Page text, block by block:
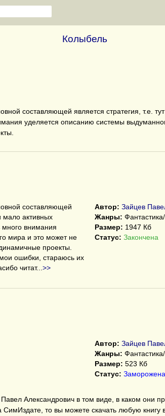
Колыбель
составляющей является стратегия, т.е.
уделяется описанию системы
составляющей
мало активных
много внимания
мира и это может не
проекты.
ошибки, стараюсь их
читат... >>
Автор: Зайцев
Жанры:
Размер: 1947 Кб
Статус: Закончена
Автор: Зайцев
Жанры:
Размер: 523 Кб
Статус: Заморожена
Александрович в том виде, в каком они
то вы можете скачать любую